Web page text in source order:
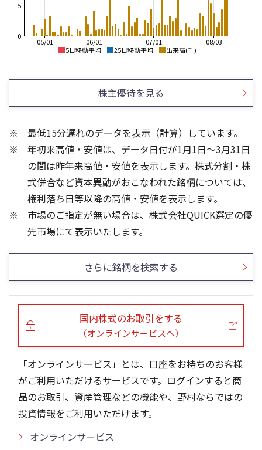
5日移動平均 25日移動平均 出来高(千)
08/03
07/01
06/01
05/01
0
5
25/12
25/10
25/08
25/06
25/04
340
350
390
400
410
24/01
23/01
22/01
21/01
340
360
420
440
460
株主優待を見る
最低15分遅れのデータを表示（計算）しています。
年初来高値・安値は、データ日付が1月1日～3月31日
の間は昨年来高値・安値を表示します。株式分割・株
式併合など資本異動がおこなわれた銘柄については、
権利落ち日等以降の高値・安値を表示します。
市場のご指定が無い場合は、株式会社QUICK選定の優
先市場にて表示いたします。
さらに銘柄を検索する
国内株式のお取引をする
（オンラインサービスへ）
「オンラインサービス」とは、口座をお持ちのお客様
がご利用いただけるサービスです。ログインすると商
品のお取引、資産管理などの機能や、野村ならではの
投資情報をご利用いただけます。
オンラインサービス